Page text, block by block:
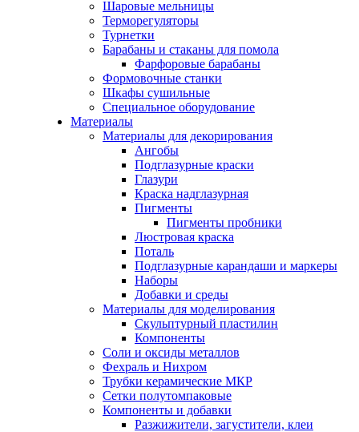
Шаровые мельницы
Терморегуляторы
Турнетки
Барабаны и стаканы для помола
Фарфоровые барабаны
Формовочные станки
Шкафы сушильные
Специальное оборудование
Материалы
Материалы для декорирования
Ангобы
Подглазурные краски
Глазури
Краска надглазурная
Пигменты
Пигменты пробники
Люстровая краска
Поталь
Подглазурные карандаши и маркеры
Наборы
Добавки и среды
Материалы для моделирования
Скульптурный пластилин
Компоненты
Соли и оксиды металлов
Фехраль и Нихром
Трубки керамические МКР
Сетки полутомпаковые
Компоненты и добавки
Разжижители, загустители, клеи